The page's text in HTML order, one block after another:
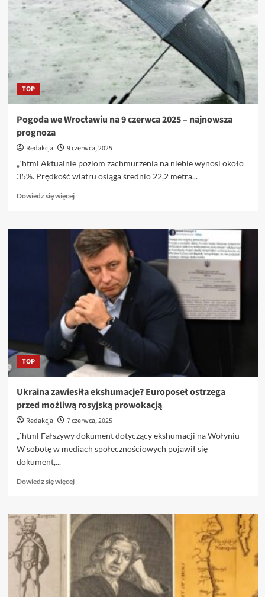
w
gronie
faworytów
TOP
Pogoda we Wrocławiu na 9 czerwca 2025 – najnowsza
prognoza
Redakcja
9 czerwca, 2025
„`html Aktualnie poziom zachmurzenia na niebie wynosi około
35%. Prędkość wiatru osiąga średnio 22,2 metra...
Dowiedz się więcejDowiedz
o
Pogoda
we
Wrocławiu
na
czerwca
2025
–
najnowsza
prognoza
TOP
Ukraina zawiesiła ekshumacje? Europoseł ostrzega
przed możliwą rosyjską prowokacją
Redakcja
7 czerwca, 2025
„`html Fałszywy dokument dotyczący ekshumacji na Wołyniu
W sobotę w mediach społecznościowych pojawił się
dokument,...
Dowiedz się więcejDowiedz
o
Ukraina
zawiesiła
ekshumacje?
Europoseł
ostrzega
przed
możliwą